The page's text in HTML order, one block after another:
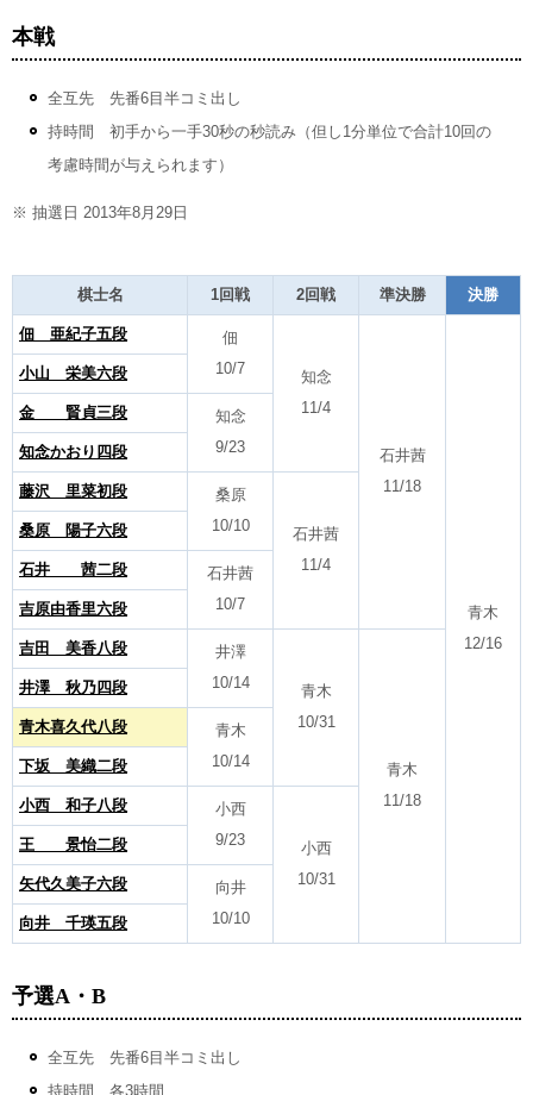
本戦
全互先 先番6目半コミ出し
持時間 初手から一手30秒の秒読み（但し1分単位で合計10回の
考慮時間が与えられます）
※ 抽選日 2013年8月29日
棋士名 1回戦 2回戦 準決勝 決勝
佃 亜紀子五段
佃
10/7
知念
11/4
石井茜
11/18
青木
12/16
小山 栄美六段
金 賢貞三段
知念
9/23
知念かおり四段
藤沢 里菜初段
桑原
10/10
石井茜
11/4
桑原 陽子六段
石井 茜二段
石井茜
10/7
吉原由香里六段
吉田 美香八段
井澤
10/14
青木
10/31
青木
11/18
井澤 秋乃四段
青木喜久代八段
青木
10/14
下坂 美織二段
小西 和子八段
小西
9/23
小西
10/31
王 景怡二段
矢代久美子六段
向井
10/10
向井 千瑛五段
予選A・B
全互先 先番6目半コミ出し
持時間 各3時間